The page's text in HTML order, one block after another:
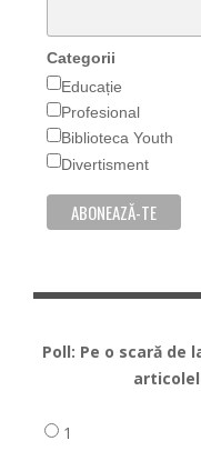
Categorii
Educație
Profesional
Biblioteca Youth
Divertisment
Poll: Pe o scară de
1